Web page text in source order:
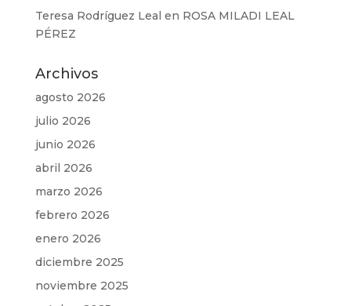
Teresa Rodríguez Leal en ROSA MILADI LEAL
PÉREZ
Archivos
agosto 2026
julio 2026
junio 2026
abril 2026
marzo 2026
febrero 2026
enero 2026
diciembre 2025
noviembre 2025